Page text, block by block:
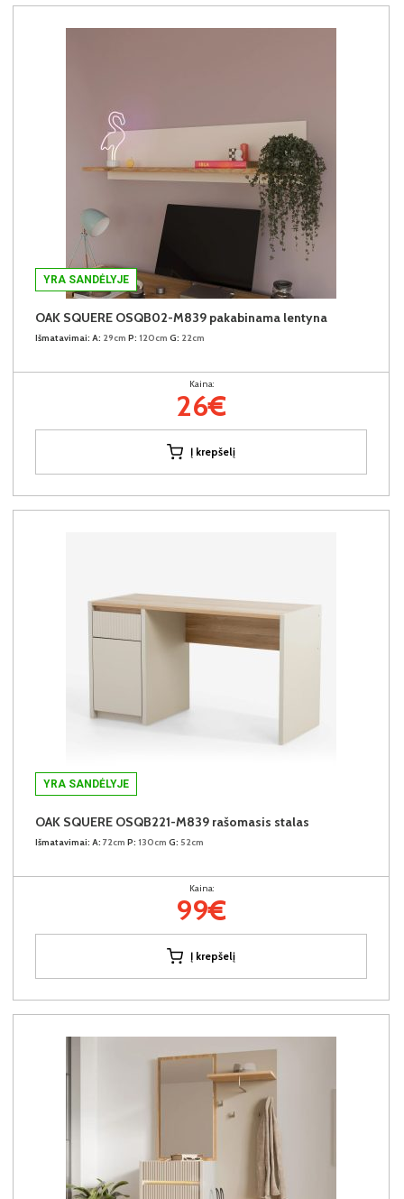
YRA SANDĖLYJE
OAK SQUERE OSQB02-M839 pakabinama lentyna
Išmatavimai: A: 29cm P: 120cm G: 22cm
Kaina:
26€
Į krepšelį
YRA SANDĖLYJE
OAK SQUERE OSQB221-M839 rašomasis stalas
Išmatavimai: A: 72cm P: 130cm G: 52cm
Kaina:
99€
Į krepšelį